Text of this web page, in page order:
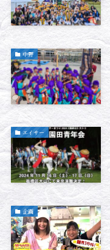
中野
エイサー
企画